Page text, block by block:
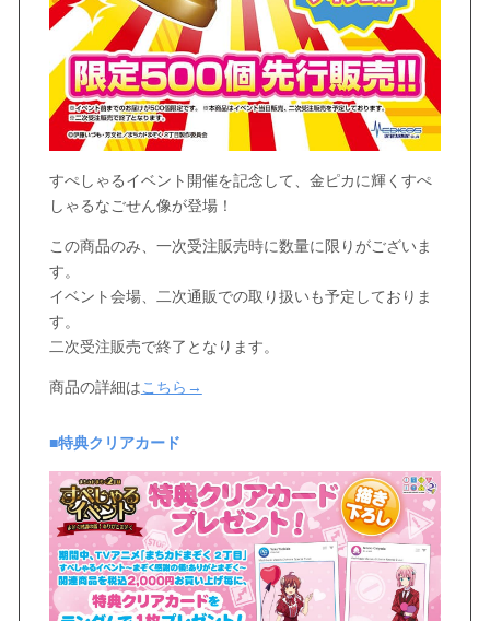
すぺしゃるイベント開催を記念して、金ピカに輝くすぺ
しゃるなごせん像が登場！
この商品のみ、一次受注販売時に数量に限りがございま
す。
イベント会場、二次通販での取り扱いも予定しておりま
す。
二次受注販売で終了となります。
商品の詳細はこちら→
■特典クリアカード